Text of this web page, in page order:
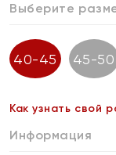
Выберите
40-45 45-50
Как узнать свой
Информация